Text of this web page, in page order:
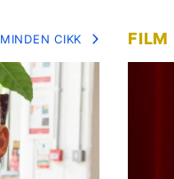
MINDEN CIKK FILM